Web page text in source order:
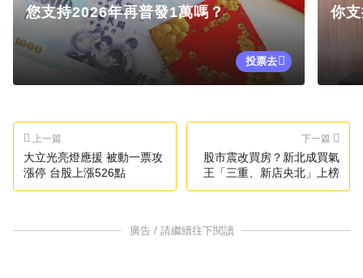
您支持2026年再普發1萬嗎？
投票去
你
上一篇
大立光亮燈應援 被動一票攻
漲停 台股上漲526點
下一篇
股市震改買房？新北成買氣
王「三重、新店央北」上榜
廣告 / 請繼續往下閱讀